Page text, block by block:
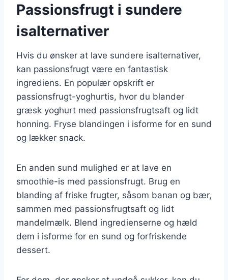
Passionsfrugt i sundere
isalternativer
Hvis du ønsker at lave sundere isalternativer,
kan passionsfrugt være en fantastisk
ingrediens. En populær opskrift er
passionsfrugt-yoghurtis, hvor du blander
græsk yoghurt med passionsfrugtsaft og lidt
honning. Fryse blandingen i isforme for en sund
og lækker snack.
En anden sund mulighed er at lave en
smoothie-is med passionsfrugt. Brug en
blanding af friske frugter, såsom banan og bær,
sammen med passionsfrugtsaft og lidt
mandelmælk. Blend ingredienserne og hæld
dem i isforme for en sund og forfriskende
dessert.